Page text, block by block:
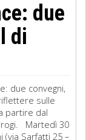
due
di
due convegni,
sulle
partire dal
Martedì 30
(via Sarfatti 25 –